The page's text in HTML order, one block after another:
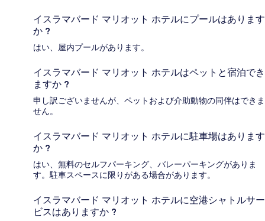
イスラマバード マリオット ホテルにプールはあります
か ?
はい、屋内プールがあります。
イスラマバード マリオット ホテルはペットと宿泊でき
ますか ?
申し訳ございませんが、ペットおよび介助動物の同伴はできま
せん。
イスラマバード マリオット ホテルに駐車場はあります
か ?
はい、無料のセルフパーキング、バレーパーキングがありま
す。駐車スペースに限りがある場合があります。
イスラマバード マリオット ホテルに空港シャトルサー
ビスはありますか ?